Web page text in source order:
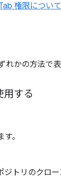
権限について
かの方法で表
用する
。
ジトリのクロー